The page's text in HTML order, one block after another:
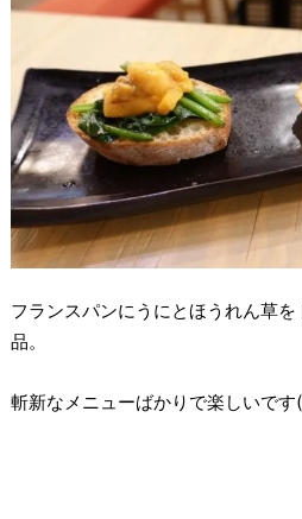
フランスパンにうにとほうれん草
品。
斬新なメニューばかりで楽しいで